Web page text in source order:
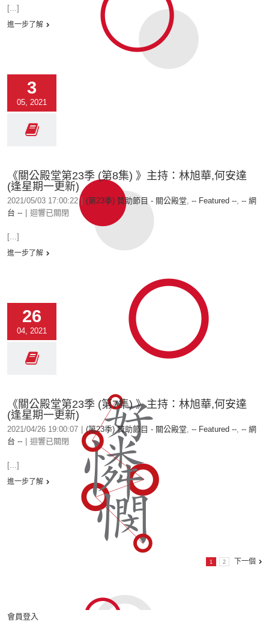
[...]
進一步了解
3
05, 2021
《關公殿堂第23季 (第8集) 》主持：林旭華,何安達
(逢星期一更新)
2021/05/03 17:00:22 (第23季) 贊助節目 - 關公殿堂, -- Featured --, -- 網
台 --
迴響已關閉
[...]
進一步了解
26
04, 2021
《關公殿堂第23季 (第7集) 》主持：林旭華,何安達
(逢星期一更新)
2021/04/26 19:00:07 (第23季) 贊助節目 - 關公殿堂, -- Featured --, -- 網
台 --
迴響已關閉
[...]
進一步了解
1 2 下一個
會員登入